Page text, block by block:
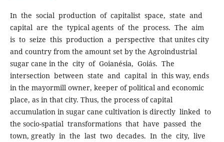
In the social production of capitalist space, state and
capital are the typical agents of the process. The aim
is to seize this production a perspective that unites city
and country from the amount set by the Agroindustrial
sugar cane in the city of Goianésia, Goiás. The
intersection between state and capital in this way, ends
in the mayormill owner, keeper of political and economic
place, as in that city. Thus, the process of capital
accumulation in sugar cane cultivation is directly linked to
the socio-spatial transformations that have passed the
town, greatly in the last two decades. In the city, live